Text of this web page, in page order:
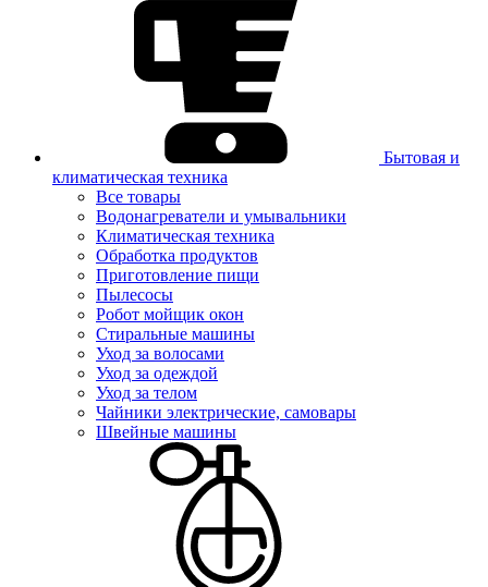
Бытовая и
климатическая техника
Все товары
Водонагреватели и умывальники
Климатическая техника
Обработка продуктов
Приготовление пищи
Пылесосы
Робот мойщик окон
Стиральные машины
Уход за волосами
Уход за одеждой
Уход за телом
Чайники электрические, самовары
Швейные машины